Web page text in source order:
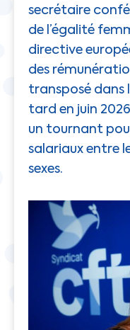
secrétaire
de l’égalité
directive
des
transposé dans
tard en juin
un tournant
salariaux entre
sexes.